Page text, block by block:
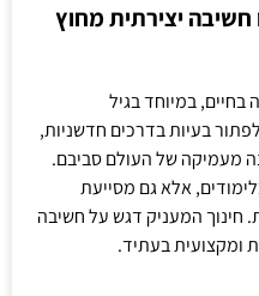
חשיבה יצירתית מחוץ
בחיים, במיוחד בגיל
בעיות בדרכים חדשניות,
מעמיקה של העולם סביבם.
אלא גם מסייעת
חינוך המעניק דגש על חשיבה
ומקצועית בעתיד.